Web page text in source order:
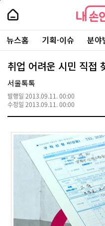
본
로
가
내
손
안
에
서
울
-
서
울
시
대
표
소
포
내
손
에
울
주
요
서
뉴스홈 기획·이슈 분야
취업 어려운 시민 직접
서울톡톡
발행일 2013.09.11. 00:00
수정일 2013.09.11. 00:00
페
상
단
로